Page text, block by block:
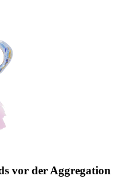
vor der Aggregation